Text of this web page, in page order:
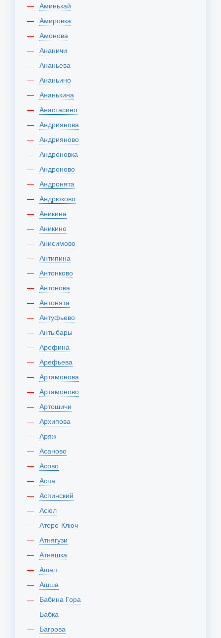
Аминькай
Амировка
Амонова
Ананичи
Ананьева
Ананьино
Ананькина
Анастасино
Андриянова
Андрияново
Андроновка
Андроново
Андронята
Андрюково
Аникина
Аникино
Анисимово
Антипина
Антонково
Антонова
Антонята
Антуфьево
Антыбары
Арефина
Арефьева
Артамонова
Артамоново
Артошичи
Архипова
Аряж
Асаново
Асово
Аспа
Аспинский
Асюл
Атеро-Ключ
Атнягузи
Атняшка
Ашап
Ашша
Бабина Гора
Бабка
Багрова